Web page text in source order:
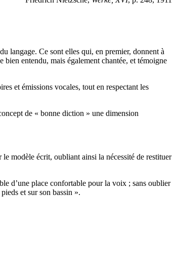
langage. Ce sont elles qui, en premier, donnent à
entendu, mais également chantée, et témoigne
et émissions vocales, tout en respectant les
de « bonne diction » une dimension
modèle écrit, oubliant ainsi la nécessité de restituer
d’une place confortable pour la voix ; sans oublier
et sur son bassin ».